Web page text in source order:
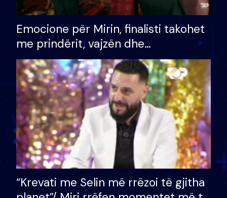
Emocione për Mirin, finalisti takohet
me prindërit, vajzën dhe
bashkëshorten: S’kemi ndonjë letër
divorci apo jo?
“Krevati me Selin më rrëzoi të gjitha